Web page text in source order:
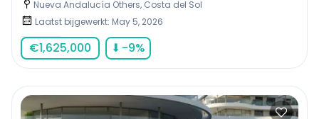
Nueva Andalucía Others, Costa del Sol
Laatst bijgewerkt: May 5, 2026
€1,625,000 ⬇ -9%